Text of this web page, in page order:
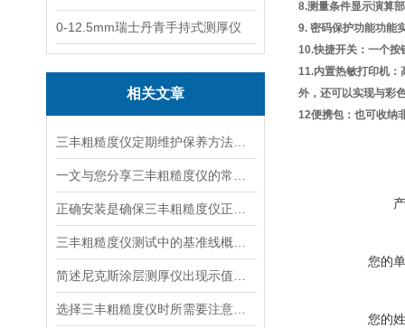
0-12.5mm瑞士丹青手持式测厚仪
相关文章
8.测量条件显示演算
9. 密码保护功能功能
10.快捷开关：一个
11.内置热敏打印机：
外，还可以实现与彩
12便携包：也可收纳
您的
您的